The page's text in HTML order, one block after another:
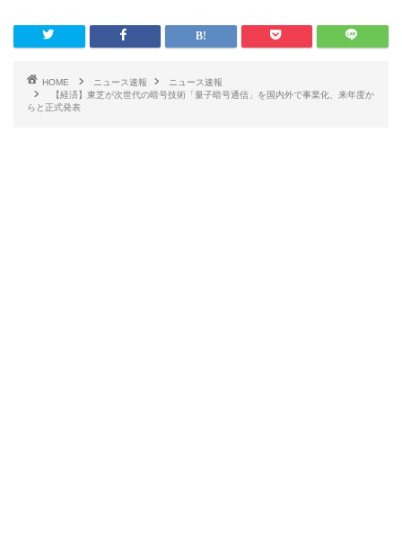
HOME ニュース速報
ニュース速報
【経済】東芝が次世代の暗号技術「量子暗号通信」を国内外で事業化、来年度か
らと正式発表